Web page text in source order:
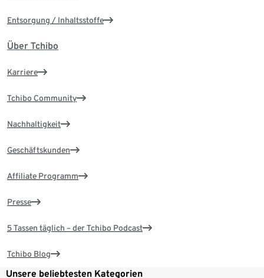
Entsorgung / Inhaltsstoffe
Über Tchibo
Karriere
Tchibo Community
Nachhaltigkeit
Geschäftskunden
Affiliate Programm
Presse
5 Tassen täglich – der Tchibo Podcast
Tchibo Blog
Unsere beliebtesten Kategorien